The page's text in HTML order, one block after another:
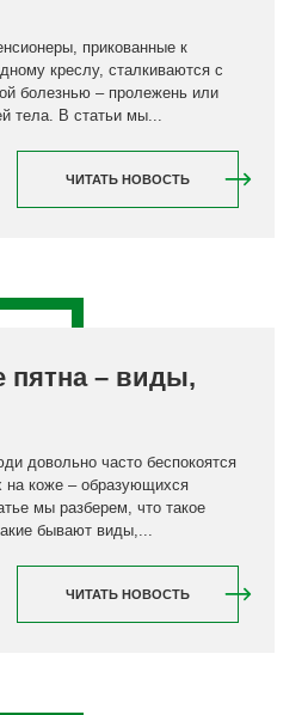
прикованные к
креслу, сталкиваются с
болезнью – пролежень или
тела. В статьи мы...
ЧИТАТЬ НОВОСТЬ
пятна – виды,
довольно часто беспокоятся
на коже – образующихся
мы разберем, что такое
бывают виды,...
ЧИТАТЬ НОВОСТЬ